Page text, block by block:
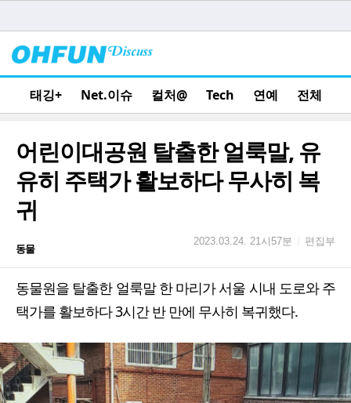
태깅+ Net.이슈 컬처@ Tech 연예 전체
어린이대공원 탈출한 얼룩말, 유
유히 주택가 활보하다 무사히 복
귀
동물
2023.03.24. 21시57분 편집부
동물원을 탈출한 얼룩말 한 마리가 서울 시내 도로와 주
택가를 활보하다 3시간 반 만에 무사히 복귀했다.